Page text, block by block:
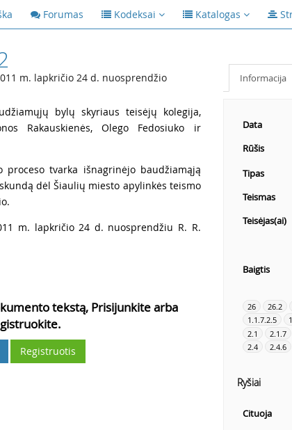
Forumas Kodeksai Katalogas
m. lapkričio 24 d. nuosprendžio
bylų skyriaus teisėjų kolegija,
Rakauskienės, Olego Fedosiuko ir
proceso tvarka išnagrinėjo baudžiamąją
dėl Šiaulių miesto apylinkės teismo
m. lapkričio 24 d. nuosprendžiu R. R.
tekstą, Prisijunkite arba
Registruotis
Informacija
Data
Rūšis
Tipas
Teismas
Teisėjas(ai)
Baigtis
26 26.2
1.1.7.2.5
2.1
2.1.7
2.4
2.4.6
Ryšiai
Cituoja